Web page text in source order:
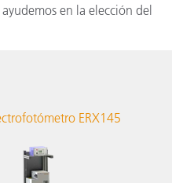
en la elección del
ERX145